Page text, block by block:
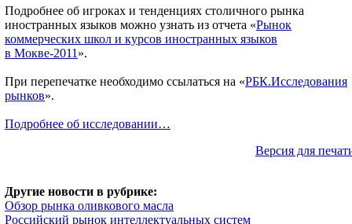
Подробнее об игроках и тенденциях столичного рынка
иностранных языков можно узнать из отчета «Рынок
коммерческих школ и курсов иностранных языков
в Мокве-2011 ».
При перепечатке необходимо ссылаться на «РБК.Исследования
рынков».
Подробнее об исследовании…
Версия для
Другие новости в рубрике:
Обзор рынка оливкового масла
Российский рынок интеллектуальных систем